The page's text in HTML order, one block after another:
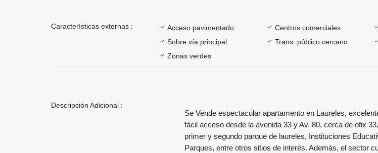
Características externas : Acceso pavimentado Centros comerciales
Sobre vía principal
Trans. público cercano
Zonas verdes
Descripción Adicional :
Se Vende espectacular apartamento en Laureles,
fácil acceso desde la avenida 33 y Av. 80, cerca de ofix
primer y segundo parque de laureles, Instituciones
Parques, entre otros sitios de interés. Además, el sector